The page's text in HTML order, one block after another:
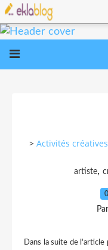
> Activités créatives
artiste,
Dans la suite de l'article